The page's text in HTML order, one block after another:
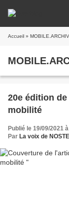
Accueil »
20e édition
mobilité
Publié le 19/09/2021
Par La voix de